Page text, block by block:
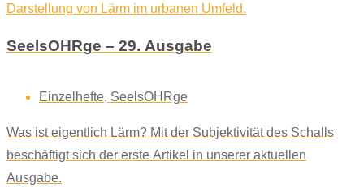
wichtige Internetseiten hin.
SeelsOHRge – 29. Ausgabe
Einzelhefte, SeelsOHRge
Was ist eigentlich Lärm? Mit der Subjektivität des Schalls
beschäftigt sich der erste Artikel in unserer aktuellen
Ausgabe.